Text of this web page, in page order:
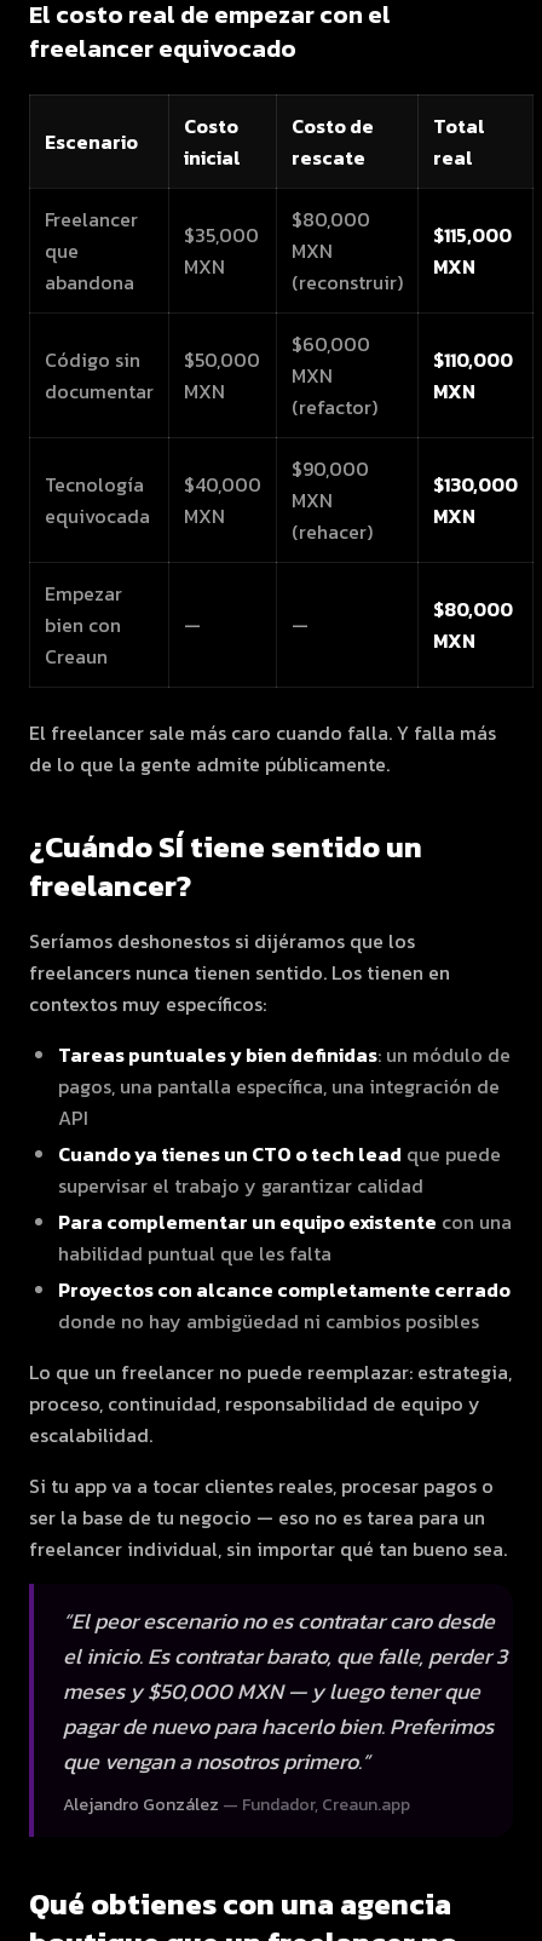
El costo real de empezar con el
freelancer equivocado
Escenario
Costo
inicial
Costo de
rescate
Total
real
Freelancer
que
abandona
$35,000
MXN
$80,000
MXN
(reconstruir)
$115,000
MXN
Código sin
documentar
$50,000
MXN
$60,000
MXN
(refactor)
$110,000
MXN
Tecnología
equivocada
$40,000
MXN
$90,000
MXN
(rehacer)
$130,000
MXN
Empezar
bien con
Creaun
— —
$80,000
MXN
El freelancer sale más caro cuando falla. Y falla más
de lo que la gente admite públicamente.
¿Cuándo SÍ tiene sentido un
freelancer?
Seríamos deshonestos si dijéramos que los
freelancers nunca tienen sentido. Los tienen en
contextos muy específicos:
Tareas puntuales y bien definidas: un módulo de
pagos, una pantalla específica, una integración de
API
Cuando ya tienes un CTO o tech lead que puede
supervisar el trabajo y garantizar calidad
Para complementar un equipo existente con una
habilidad puntual que les falta
Proyectos con alcance completamente cerrado
donde no hay ambigüedad ni cambios posibles
Lo que un freelancer no puede reemplazar: estrategia,
proceso, continuidad, responsabilidad de equipo y
escalabilidad.
Si tu app va a tocar clientes reales, procesar pagos o
ser la base de tu negocio — eso no es tarea para un
freelancer individual, sin importar qué tan bueno sea.
“El peor escenario no es contratar caro desde
el inicio. Es contratar barato, que falle, perder 3
meses y $50,000 MXN — y luego tener que
pagar de nuevo para hacerlo bien. Preferimos
que vengan a nosotros primero.”
Alejandro González — Fundador, Creaun.app
Qué obtienes con una agencia